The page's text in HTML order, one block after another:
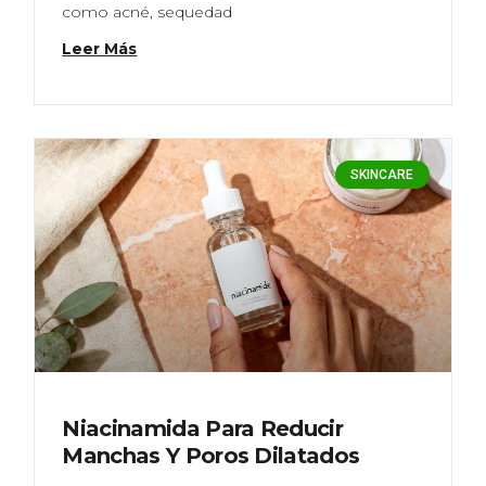
como acné, sequedad
Leer Más
SKINCARE
Niacinamida Para Reducir
Manchas Y Poros Dilatados